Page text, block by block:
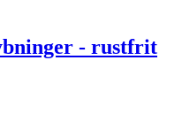
- rustfrit